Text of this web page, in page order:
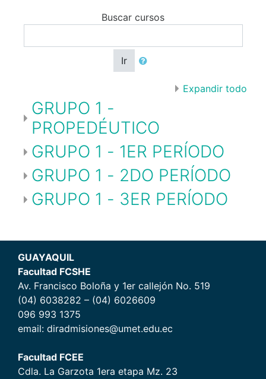
Buscar cursos
Ir
Expandir todo
GRUPO 1 -
PROPEDÉUTICO
GRUPO 1 - 1ER PERÍODO
GRUPO 1 - 2DO PERÍODO
GRUPO 1 - 3ER PERÍODO
GUAYAQUIL
Facultad FCSHE
Av. Francisco Boloña y 1er callejón No. 519
(04) 6038282 – (04) 6026609
096 993 1375
email: diradmisiones@umet.edu.ec
Facultad FCEE
Cdla. La Garzota 1era etapa Mz. 23